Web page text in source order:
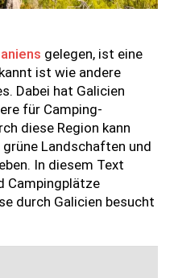
gelegen, ist eine
ist wie andere
Dabei hat Galicien
für Camping-
diese Region kann
Landschaften und
In diesem Text
Campingplätze
durch Galicien besucht